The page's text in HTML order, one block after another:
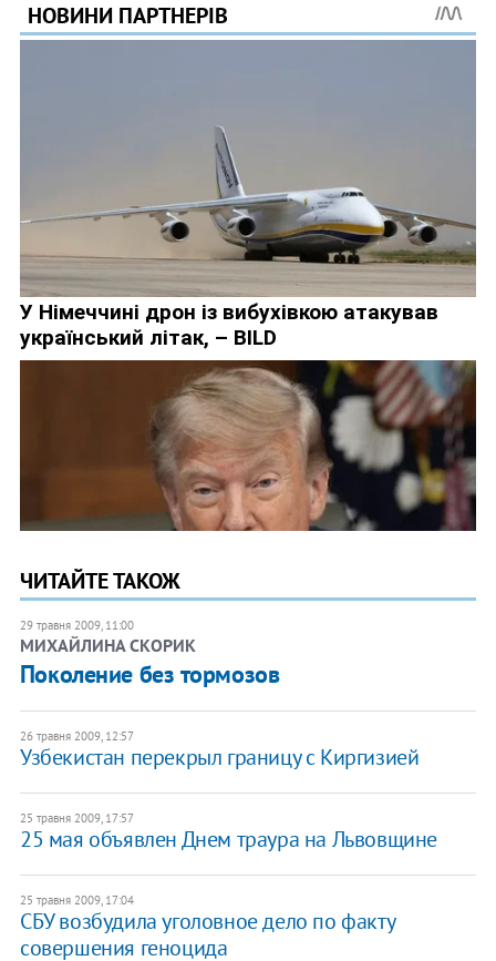
ЧИТАЙТЕ ТАКОЖ
29 травня 2009, 11:00
МИХАЙЛИНА СКОРИК
Поколение без тормозов
26 травня 2009, 12:57
Узбекистан перекрыл границу с Киргизией
25 травня 2009, 17:57
25 мая объявлен Днем траура на Львовщине
25 травня 2009, 17:04
СБУ возбудила уголовное дело по факту
совершения геноцида